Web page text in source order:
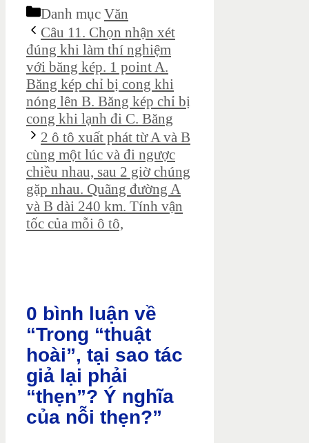
Danh mục Văn
Câu 11. Chọn nhận xét
đúng khi làm thí nghiệm
với băng kép. 1 point A.
Băng kép chỉ bị cong khi
nóng lên B. Băng kép chỉ bị
cong khi lạnh đi C. Băng
2 ô tô xuất phát từ A và B
cùng một lúc và đi ngược
chiều nhau, sau 2 giờ chúng
gặp nhau. Quãng đường A
và B dài 240 km. Tính vận
tốc của mỗi ô tô,
0 bình luận về
“Trong “thuật
hoài”, tại sao tác
giả lại phải
“thẹn”? Ý nghĩa
của nỗi thẹn?”